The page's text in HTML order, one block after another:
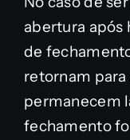
abertura após
de
retornam para
permanecem
fechamento